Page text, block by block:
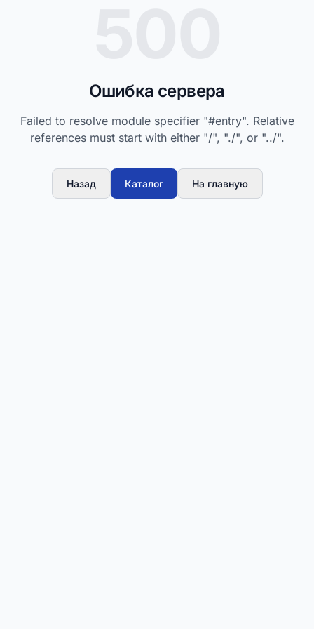
Ошибка сервера
Failed to resolve module specifier "#entry". Relative
references must start with either "/", "./", or "../".
Назад Каталог На главную